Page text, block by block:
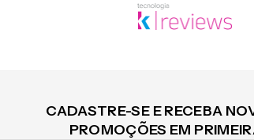
CADASTRE-SE E RECEBA
PROMOÇÕES EM